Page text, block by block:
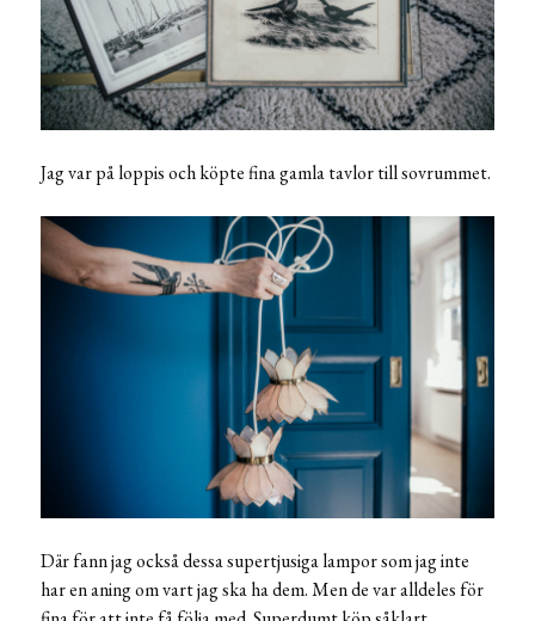
Jag var på loppis och köpte fina gamla tavlor till sovrummet.
Där fann jag också dessa supertjusiga lampor som jag inte
har en aning om vart jag ska ha dem. Men de var alldeles för